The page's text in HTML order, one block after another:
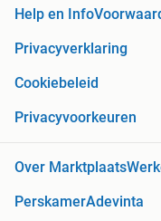
Help en Info
Privacyverklaring
Cookiebeleid
Privacyvoorkeuren
Over Marktplaats
PerskamerAdevinta